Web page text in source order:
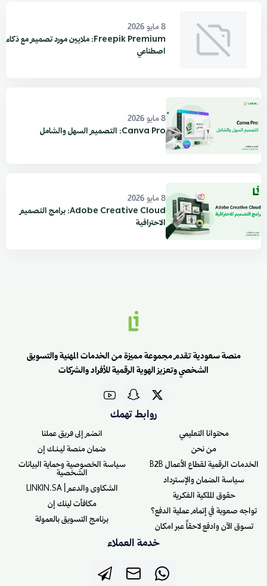
8 مايو 2026
Freepik Premium: ملايين مورد تصميم مع ذكاء
اصطناعي
8 مايو 2026
Canva Pro: التصميم السهل والشامل
8 مايو 2026
Adobe Creative Cloud: برامج التصميم
الاحترافية
منصة سعودية تقدم مجموعة مميزة من الخدمات المهنية والتسويق
الشخصي وتعزيز الهوية الرقمية للأفراد والشركات
روابط تهمك
محتوانا التعليمي
من نحن
الخدمات الرقمية لقطاع الأعمال B2B
سياسة الضمان والإسترداد
حقوق الملكية الفكرية
تواجه صعوبة في إتمام عملية الدفع؟
تسوق الآن وادفع لاحقاً عبر امكان
انضم إلى فريق عملنا
ضمان منصة ليـنـك إن
سياسة الخصوصية وحماية البيانات
الشخصية
الشكاوى والدعم | LINKIN.SA
مكافأت لينك إن
برنامج التسويق بالعمولة
خدمة العملاء